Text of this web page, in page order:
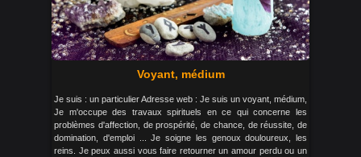
Voyant, médium
Je suis : un particulier Adresse web : Je suis un voyant, médium,
Je m'occupe des travaux spirituels en ce qui concerne les
problèmes d'affection, de prospérité, de chance, de réussite, de
domination, d'emploi ... Je soigne les genoux douloureux, les
reins. Je peux aussi vous faire retourner un amour perdu ou un